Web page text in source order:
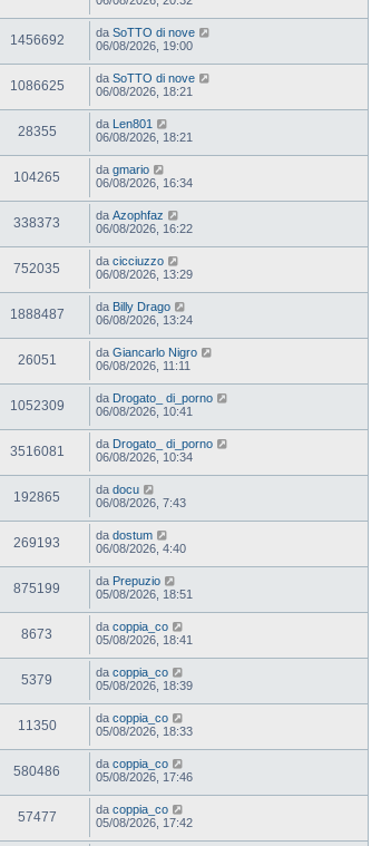
1456692 da SoTTO di nove
06/08/2026, 19:00
1086625 da SoTTO di nove
06/08/2026, 18:21
28355 da Len801
06/08/2026, 18:21
104265 da gmario
06/08/2026, 16:34
338373 da Azophfaz
06/08/2026, 16:22
752035 da cicciuzzo
06/08/2026, 13:29
1888487 da Billy Drago
06/08/2026, 13:24
26051 da Giancarlo Nigro
06/08/2026, 11:11
1052309 da Drogato_ di_porno
06/08/2026, 10:41
3516081 da Drogato_ di_porno
06/08/2026, 10:34
192865 da docu
06/08/2026, 7:43
269193 da dostum
06/08/2026, 4:40
875199 da Prepuzio
05/08/2026, 18:51
8673 da coppia_co
05/08/2026, 18:41
5379 da coppia_co
05/08/2026, 18:39
11350 da coppia_co
05/08/2026, 18:33
580486 da coppia_co
05/08/2026, 17:46
57477 da coppia_co
05/08/2026, 17:42